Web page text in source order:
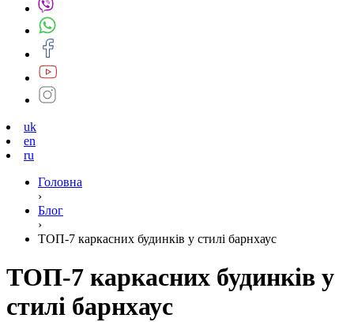
uk
en
ru
Головна
›
Блог
›
ТОП-7 каркасних будинків у стилі барнхауc
ТОП-7 каркасних будинків у
стилі барнхауc